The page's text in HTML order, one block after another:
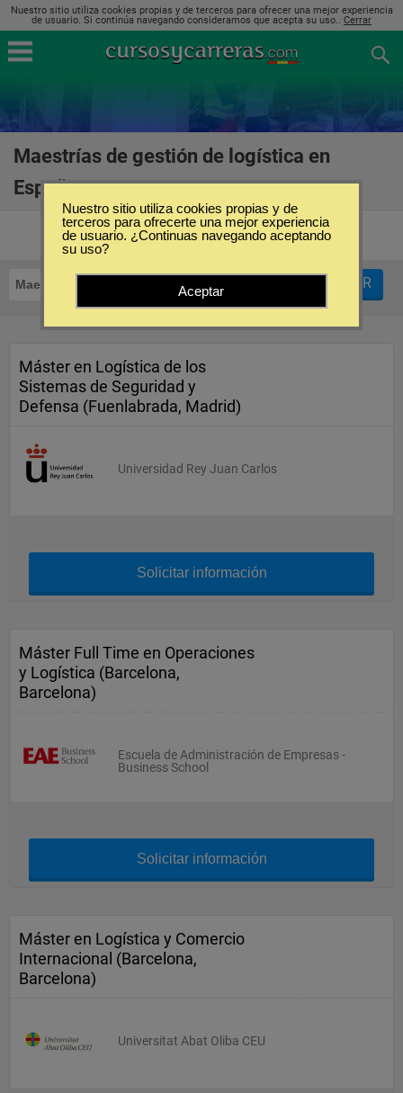
Nuestro sitio utiliza cookies propias y de terceros para ofrecer una mejor experiencia
de usuario. Si continúa navegando consideramos que acepta su uso.. Cerrar
Maestrías de gestión de logística en
España
Maestrías Gestión de Logística FILTRAR
Máster en Logística de los
Sistemas de Seguridad y
Defensa (Fuenlabrada, Madrid)
Universidad Rey Juan Carlos
Solicitar información
Máster Full Time en Operaciones
y Logística (Barcelona,
Barcelona)
Escuela de Administración de Empresas -
Business School
Solicitar información
Máster en Logística y Comercio
Internacional (Barcelona,
Barcelona)
Universitat Abat Oliba CEU
Nuestro sitio utiliza cookies propias y de
terceros para ofrecerte una mejor experiencia
de usuario. ¿Continuas navegando aceptando
su uso?
Aceptar